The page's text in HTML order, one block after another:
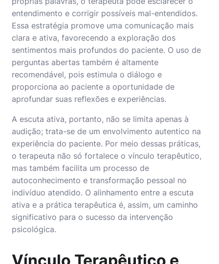
entendimento e corrigir possíveis mal-entendidos.
Essa estratégia promove uma comunicação mais
clara e ativa, favorecendo a exploração dos
sentimentos mais profundos do paciente. O uso de
perguntas abertas também é altamente
recomendável, pois estimula o diálogo e
proporciona ao paciente a oportunidade de
aprofundar suas reflexões e experiências.
A escuta ativa, portanto, não se limita apenas à
audição; trata-se de um envolvimento autentico na
experiência do paciente. Por meio dessas práticas,
o terapeuta não só fortalece o vínculo terapêutico,
mas também facilita um processo de
autoconhecimento e transformação pessoal no
indivíduo atendido. O alinhamento entre a escuta
ativa e a prática terapêutica é, assim, um caminho
significativo para o sucesso da intervenção
psicológica.